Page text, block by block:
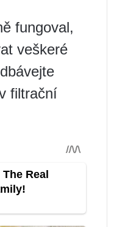
fungoval,
veškeré
filtrační